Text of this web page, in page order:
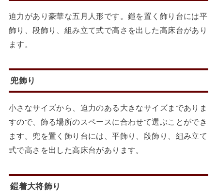
迫力があり豪華な五月人形です。鎧を置く飾り台には平
飾り、段飾り、組み立て式で高さを出した高床台があり
ます。
兜飾り
小さなサイズから、迫力のある大きなサイズまでありま
すので、飾る場所のスペースに合わせて選ぶことができ
ます。兜を置く飾り台には、平飾り、段飾り、組み立て
式で高さを出した高床台があります。
鎧着大将飾り